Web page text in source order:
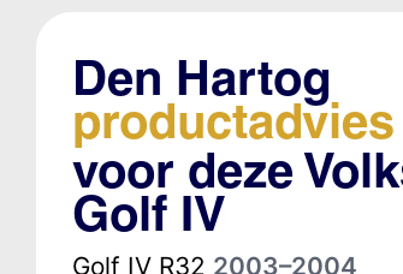
Den Hartog
productadvies
voor deze
Golf IV
Golf IV R32 2003–2004